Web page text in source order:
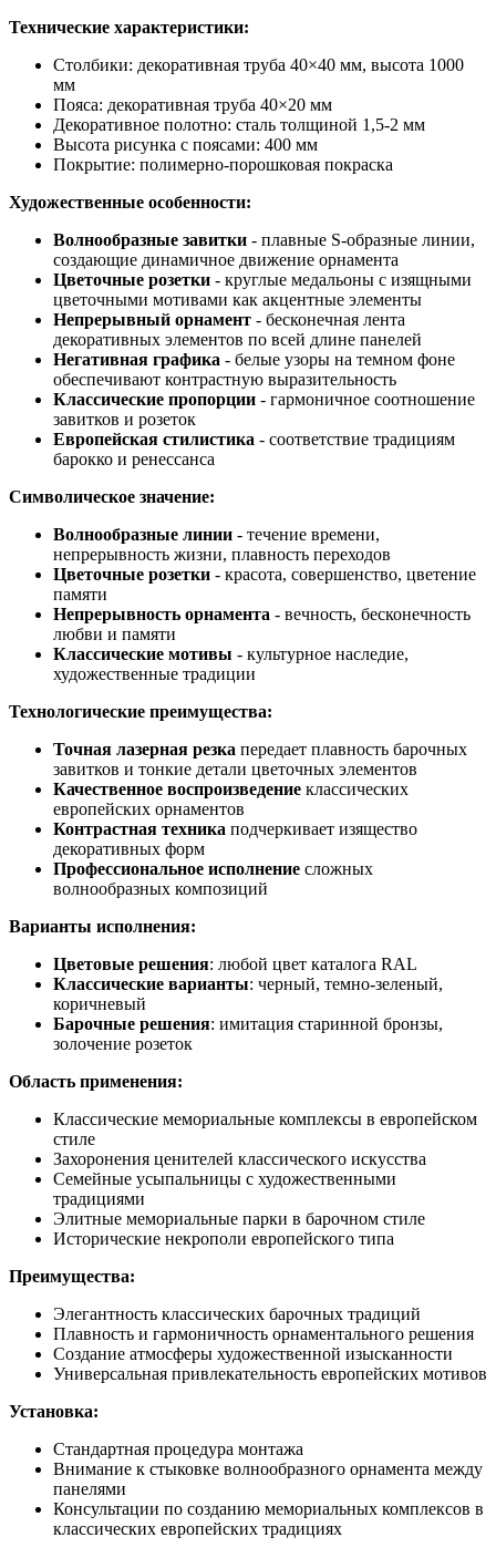
Технические характеристики:
Столбики: декоративная труба 40×40 мм, высота 1000
мм
Пояса: декоративная труба 40×20 мм
Декоративное полотно: сталь толщиной 1,5-2 мм
Высота рисунка с поясами: 400 мм
Покрытие: полимерно-порошковая покраска
Художественные особенности:
Волнообразные завитки - плавные S-образные линии,
создающие динамичное движение орнамента
Цветочные розетки - круглые медальоны с изящными
цветочными мотивами как акцентные элементы
Непрерывный орнамент - бесконечная лента
декоративных элементов по всей длине панелей
Негативная графика - белые узоры на темном фоне
обеспечивают контрастную выразительность
Классические пропорции - гармоничное соотношение
завитков и розеток
Европейская стилистика - соответствие традициям
барокко и ренессанса
Символическое значение:
Волнообразные линии - течение времени,
непрерывность жизни, плавность переходов
Цветочные розетки - красота, совершенство, цветение
памяти
Непрерывность орнамента - вечность, бесконечность
любви и памяти
Классические мотивы - культурное наследие,
художественные традиции
Технологические преимущества:
Точная лазерная резка передает плавность барочных
завитков и тонкие детали цветочных элементов
Качественное воспроизведение классических
европейских орнаментов
Контрастная техника подчеркивает изящество
декоративных форм
Профессиональное исполнение сложных
волнообразных композиций
Варианты исполнения:
Цветовые решения: любой цвет каталога RAL
Классические варианты: черный, темно-зеленый,
коричневый
Барочные решения: имитация старинной бронзы,
золочение розеток
Область применения:
Классические мемориальные комплексы в европейском
стиле
Захоронения ценителей классического искусства
Семейные усыпальницы с художественными
традициями
Элитные мемориальные парки в барочном стиле
Исторические некрополи европейского типа
Преимущества:
Элегантность классических барочных традиций
Плавность и гармоничность орнаментального решения
Создание атмосферы художественной изысканности
Универсальная привлекательность европейских мотивов
Установка:
Стандартная процедура монтажа
Внимание к стыковке волнообразного орнамента между
панелями
Консультации по созданию мемориальных комплексов в
классических европейских традициях